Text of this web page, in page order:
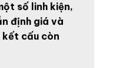
số linh kiện,
định giá và
kết cấu còn